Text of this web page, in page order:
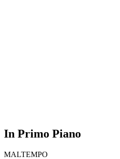
In Primo Piano
MALTEMPO